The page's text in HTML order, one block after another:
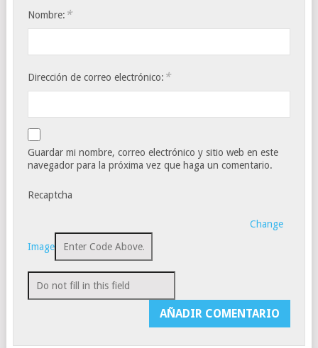
Nombre: *
Dirección de correo electrónico: *
Guardar mi nombre, correo electrónico y sitio web en este
navegador para la próxima vez que haga un comentario.
Recaptcha
Change
Image